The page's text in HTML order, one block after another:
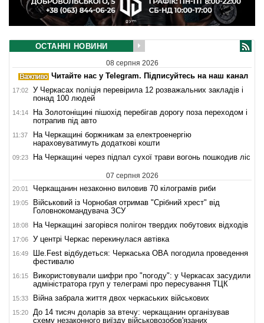
ОСТАННІ НОВИНИ
08 серпня 2026
Читайте нас у Telegram. Підписуйтесь на наш канал
17:02
У Черкасах поліція перевірила 12 розважальних закладів і
понад 100 людей
14:14
На Золотоніщині пішохід перебігав дорогу поза переходом і
потрапив під авто
11:37
На Черкащині боржникам за електроенергію
нараховуватимуть додаткові кошти
09:23 На Черкащині через підпал сухої трави вогонь пошкодив ліс
07 серпня 2026
20:01 Черкащанин незаконно виловив 70 кілограмів риби
19:05
Військовий із Чорнобая отримав "Срібний хрест" від
Головнокомандувача ЗСУ
18:08 На Черкащині загорівся полігон твердих побутових відходів
17:06 У центрі Черкас перекинулася автівка
16:49
Ше.Fest відбудеться: Черкаська ОВА погодила проведення
фестивалю
16:15
Використовували шифри про "погоду": у Черкасах засудили
адміністратора груп у телеграмі про пересування ТЦК
15:33 Війна забрала життя двох черкаських військових
15:20
До 14 тисяч доларів за втечу: черкащанин організував
схему незаконного виїзду військовозобов'язаних